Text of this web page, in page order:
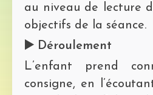
au niveau de lecture
objectifs de la séance.
▶️ Déroulement
L’enfant prend
consigne, en